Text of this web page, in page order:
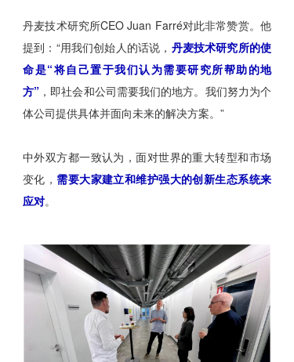
丹麦技术研究所CEO Juan Farré对此非常赞赏。他
提到：“用我们创始人的话说， 丹麦技术研究所的使
命是“将自己置于我们认为需要研究所帮助的地
方” ，即社会和公司需要我们的地方。我们努力为个
体公司提供具体并面向未来的解决方案。”
中外双方都一致认为，面对世界的重大转型和市场
变化， 需要大家建立和维护强大的创新生态系统来
应对。